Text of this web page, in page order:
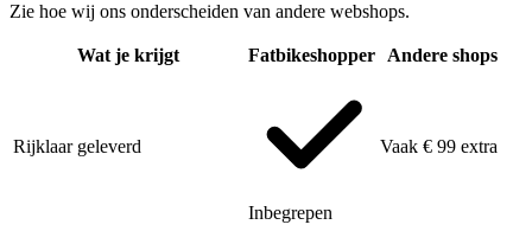
Zie hoe wij ons onderscheiden van andere webshops.
Wat je krijgt Fatbikeshopper Andere shops
Rijklaar geleverd
Inbegrepen
Vaak € 99 extra